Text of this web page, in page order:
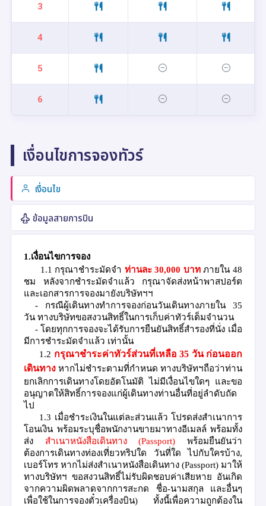
3
4
5
6
เงื่อนไขการจองทัวร์
เงื่อนไข
ข้อมูลสายการบิน
1.เงื่อนไขการจอง
1.1 กรุณาชำระมัดจำ ท่านละ30,000 บาทภายใน48
ชม
หลังจากชำระมัดจำแล้ว กรุณาจัดส่งหน้าพาสปอร์ต
และเอกสารการจองมายังบริษัทฯฯ
- กรณีผู้เดินทางทำการจองก่อนวันเดินทางภายใน35
วัน ทางบริษัทขอสงวนสิทธิ์ในการเก็บค่าทัวร์เต็มจำนวน
- โดยทุกการจองจะได้รับการยืนยันสิทธิ์สำรองที่นั่ง เมื่อ
มีการชำระมัดจำแล้ว เท่านั้น
1.2 กรุณาชำระค่าทัวร์ส่วนที่เหลือ 35 วัน ก่อนออก
เดินทาง หากไม่ชำระตามที่กำหนด ทางบริษัทฯถือว่าท่าน
ยกเลิกการเดินทางโดยอัตโนมัติ ไม่มีเงื่อนไขใดๆ และขอ
อนุญาตให้สิทธิ์การจองแก่ผู้เดินทางท่านอื่นที่อยู่ลำดับถัด
ไป
1.3 เมื่อชำระเงินในแต่ละส่วนแล้ว โปรดส่งสำเนาการ
โอนเงิน พร้อมระบุชื่อพนักงานขายมาทางอีเมลล์ พร้อมทั้ง
ส่ง
สำเนาหนังสือเดินทาง(Passport)พร้อมยืนยันว่า
ต้องการเดินทางท่องเที่ยวทริปใด วันที่ใด
ไปกับใครบ้าง,
เบอร์โทร หากไม่ส่งสำเนาหนังสือเดินทาง (Passport) มาให้
ทางบริษัทฯ ขอสงวนสิทธิ์ไม่รับผิดชอบค่าเสียหาย อันเกิด
จากความผิดพลาดจากการสะกด ชื่อ-นามสกุล และอื่นๆ
เพื่อใช้ในการจองตั๋วเครื่องบิน) ทั้งนี้เพื่อความถูกต้องใน